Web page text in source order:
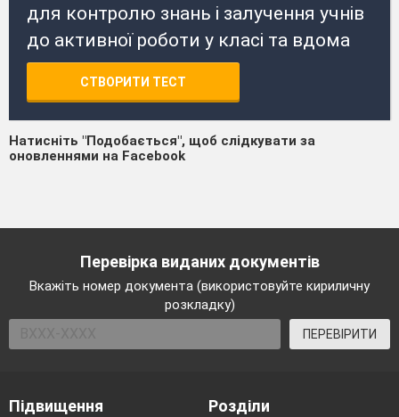
для контролю знань і залучення учнів
до активної роботи у класі та вдома
СТВОРИТИ ТЕСТ
Натисніть "Подобається", щоб слідкувати за
оновленнями на Facebook
Перевірка виданих документів
Вкажіть номер документа (використовуйте кириличну
розкладку)
ПЕРЕВІРИТИ
Підвищення
Розділи